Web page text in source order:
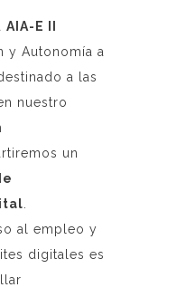
AIA-E II
y Autonomía a
a las
nuestro
un
al empleo y
digitales es